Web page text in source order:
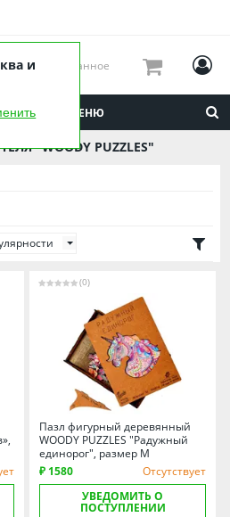
и
Избранное
МЕНЮ
"WOODY PUZZLES"
(0)
Пазл фигурный деревянный
WOODY PUZZLES "Радужный
единорог", размер M
₽ 1580
Отсутствует
УВЕДОМИТЬ О
ПОСТУПЛЕНИИ